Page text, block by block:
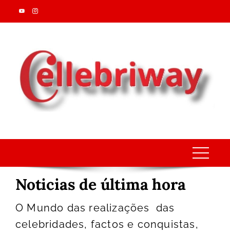
Skip
to
Noticias de última hora
O Mundo das realizações das
celebridades, factos e conquistas,